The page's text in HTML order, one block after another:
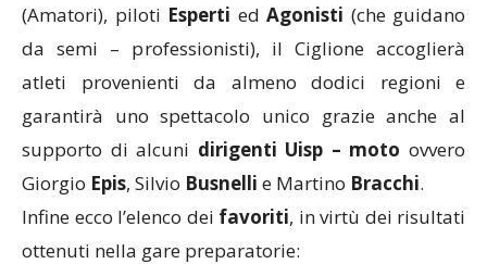
(Amatori), piloti Esperti ed Agonisti (che guidano
da semi – professionisti), il Ciglione accoglierà
atleti provenienti da almeno dodici regioni e
garantirà uno spettacolo unico grazie anche al
supporto di alcuni dirigenti Uisp – moto ovvero
Giorgio Epis, Silvio Busnelli e Martino Bracchi.
Infine ecco l’elenco dei favoriti, in virtù dei risultati
ottenuti nella gare preparatorie: